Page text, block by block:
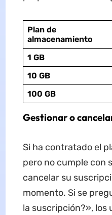
Plan de
almacenamiento
1 GB
10 GB
100 GB
Gestionar o
Si ha contratado el
pero no cumple con
cancelar su
momento. Si se
la suscripción?», los